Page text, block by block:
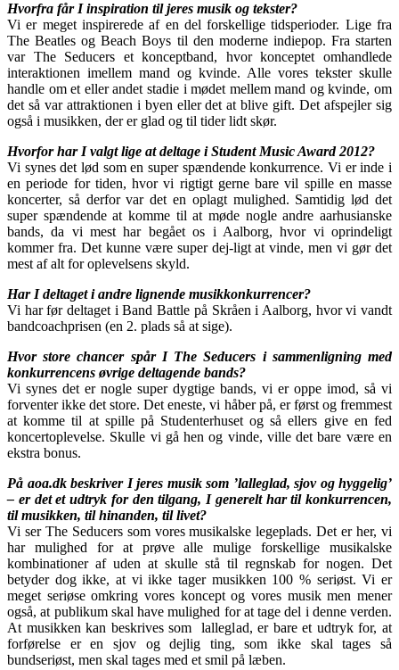
Hvorfra får I inspiration til jeres musik og tekster?
Vi er meget inspirerede af en del forskellige tidsperioder. Lige fra
The Beatles og Beach Boys til den moderne indiepop. Fra starten
var The Seducers et konceptband, hvor konceptet omhandlede
interaktionen imellem mand og kvinde. Alle vores tekster skulle
handle om et eller andet stadie i mødet mellem mand og kvinde, om
det så var attraktionen i byen eller det at blive gift. Det afspejler sig
også i musikken, der er glad og til tider lidt skør.
Hvorfor har I valgt lige at deltage i Student Music Award 2012?
Vi synes det lød som en super spændende konkurrence. Vi er inde i
en periode for tiden, hvor vi rigtigt gerne bare vil spille en masse
koncerter, så derfor var det en oplagt mulighed. Samtidig lød det
super spændende at komme til at møde nogle andre aarhusianske
bands, da vi mest har begået os i Aalborg, hvor vi oprindeligt
kommer fra. Det kunne være super dej-ligt at vinde, men vi gør det
mest af alt for oplevelsens skyld.
Har I deltaget i andre lignende musikkonkurrencer?
Vi har før deltaget i Band Battle på Skråen i Aalborg, hvor vi vandt
bandcoachprisen (en 2. plads så at sige).
Hvor store chancer spår I The Seducers i sammenligning med
konkurrencens øvrige deltagende bands?
Vi synes det er nogle super dygtige bands, vi er oppe imod, så vi
forventer ikke det store. Det eneste, vi håber på, er først og fremmest
at komme til at spille på Studenterhuset og så ellers give en fed
koncertoplevelse. Skulle vi gå hen og vinde, ville det bare være en
ekstra bonus.
På aoa.dk beskriver I jeres musik som ’lalleglad, sjov og hyggelig’
– er det et udtryk for den tilgang, I generelt har til konkurrencen,
til musikken, til hinanden, til livet?
Vi ser The Seducers som vores musikalske legeplads. Det er her, vi
har mulighed for at prøve alle mulige forskellige musikalske
kombinationer af uden at skulle stå til regnskab for nogen. Det
betyder dog ikke, at vi ikke tager musikken 100 % seriøst. Vi er
meget seriøse omkring vores koncept og vores musik men mener
også, at publikum skal have mulighed for at tage del i denne verden.
At musikken kan beskrives som lalleglad, er bare et udtryk for, at
forførelse er en sjov og dejlig ting, som ikke skal tages så
bundseriøst, men skal tages med et smil på læben.